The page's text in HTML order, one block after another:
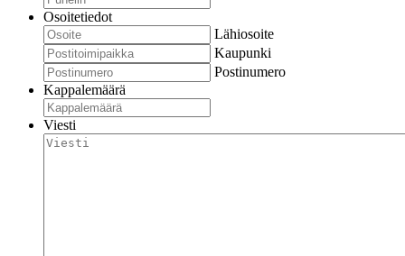
Osoitetiedot
Lähiosoite
Kaupunki
Postinumero
Kappalemäärä
Viesti